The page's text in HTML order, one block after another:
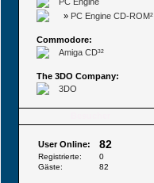
» PC Engine CD-ROM²
Commodore:
Amiga CD³²
The 3DO Company:
3DO
User Online: 82
Registrierte:
0
Gäste:
82